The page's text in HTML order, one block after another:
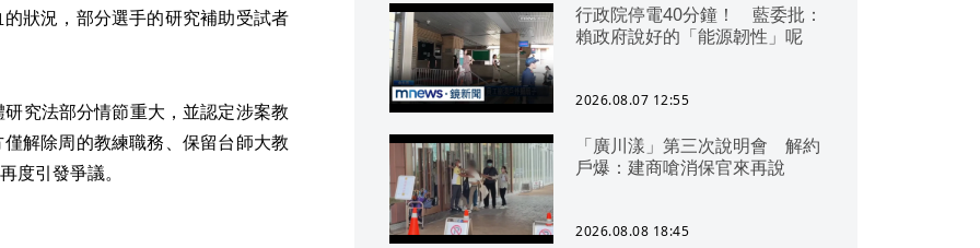
狀況，部分選手的研究補助受試者
究法部分情節重大，並認定涉案教
解除周的教練職務、保留台師大教
度引發爭議。
行政院停電40分鐘！ 藍委批：
賴政府說好的「能源韌性」呢
2026.08.07 12:55
「廣川漾」第三次說明會 解約
戶爆：建商嗆消保官來再說
2026.08.08 18:45